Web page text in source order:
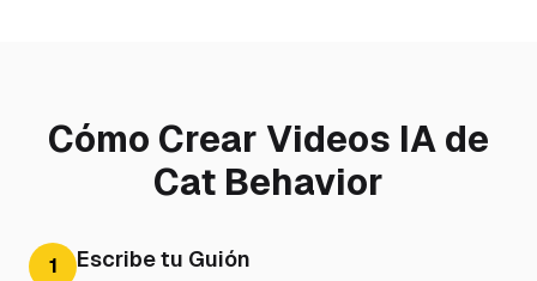
Cómo Crear Videos IA de
Cat Behavior
1 Escribe tu Guión